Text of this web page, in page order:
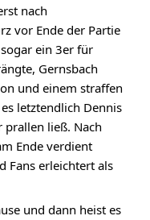
nach
vor Ende der Partie
ein 3er für
Gernsbach
und einem straffen
letztendlich Dennis
prallen ließ. Nach
Ende verdient
Fans erleichtert als
und dann heist es